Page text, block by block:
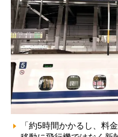
「約5時間かかるし、料